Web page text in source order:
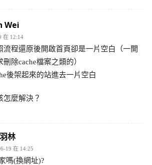
Wei
在 12:14
流程還原後開啟首頁卻是一片空白（一開
刪除cache檔案之類的）
後架起來的站進去一片空白
怎麼解決？
林
19 在 14:25
嗎(換網址)?